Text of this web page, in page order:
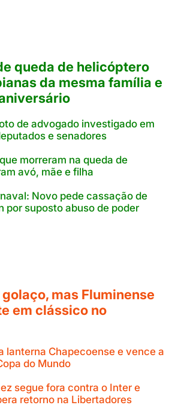
queda de helicóptero
da mesma família e
de advogado investigado em
e senadores
morreram na queda de
avó, mãe e filha
Novo pede cassação de
por suposto abuso de poder
mas Fluminense
em clássico no
lanterna Chapecoense e vence a
do Mundo
segue fora contra o Inter e
retorno na Libertadores